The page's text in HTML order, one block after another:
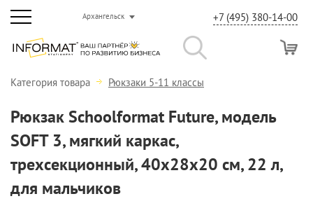
Архангельск +7 (495) 380-14-00
Категория товара Рюкзаки 5-11 классы
Рюкзак Schoolformat Future, модель
SOFT 3, мягкий каркас,
трехсекционный, 40х28х20 см, 22 л,
для мальчиков